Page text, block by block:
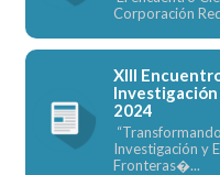
Corporación
XIII
Investigación
2024
Investigación y
Fronteras�...